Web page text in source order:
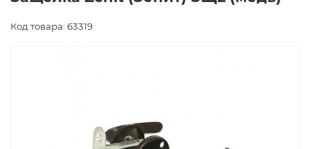
Код товара: 63319